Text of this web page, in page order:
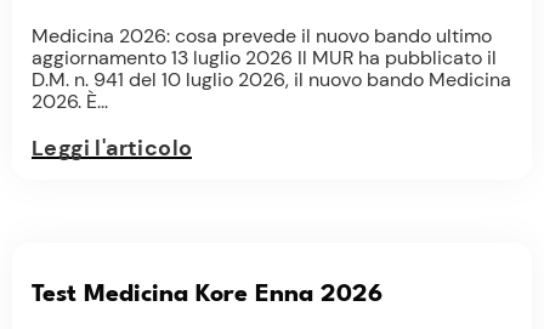
Medicina 2026: cosa prevede il nuovo bando ultimo
aggiornamento 13 luglio 2026 Il MUR ha pubblicato il
D.M. n. 941 del 10 luglio 2026, il nuovo bando Medicina
2026. È...
Leggi l'articolo
Test Medicina Kore Enna 2026